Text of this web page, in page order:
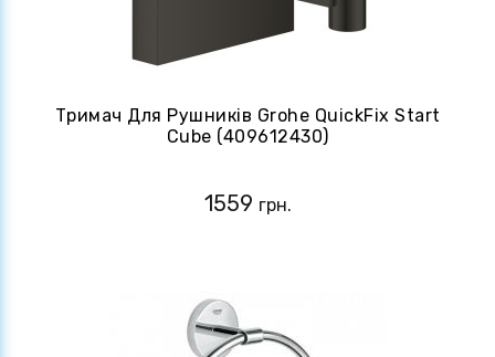
Тримач Для Рушників Grohe QuickFix Start
Cube (409612430)
1559 грн.